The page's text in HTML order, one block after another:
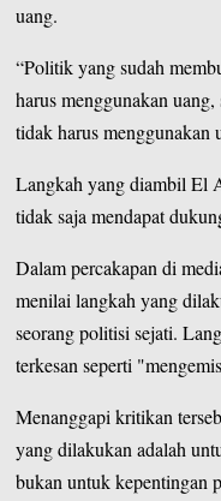
uang.
“Politik yang sudah
harus menggunakan
tidak harus menggunakan
Langkah yang diambil El
tidak saja mendapat
Dalam percakapan di
menilai langkah yang
seorang politisi sejati.
terkesan seperti
Menanggapi kritikan
yang dilakukan adalah
bukan untuk kepentingan